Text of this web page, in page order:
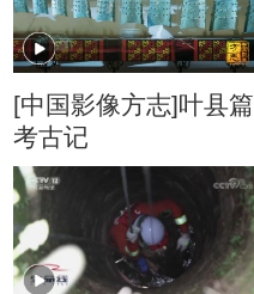
[中国影像方志]叶县篇
考古记